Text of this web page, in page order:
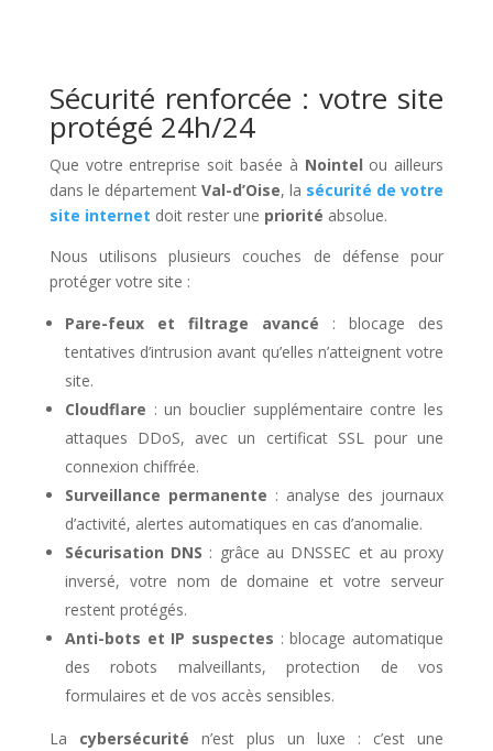
Sécurité renforcée : votre site
protégé 24h/24
Que votre entreprise soit basée à Nointel ou ailleurs
dans le département Val-d’Oise, la sécurité de votre
site internet doit rester une priorité absolue.
Nous utilisons plusieurs couches de défense pour
protéger votre site :
Pare-feux et filtrage avancé : blocage des
tentatives d’intrusion avant qu’elles n’atteignent votre
site.
Cloudflare : un bouclier supplémentaire contre les
attaques DDoS, avec un certificat SSL pour une
connexion chiffrée.
Surveillance permanente : analyse des journaux
d’activité, alertes automatiques en cas d’anomalie.
Sécurisation DNS : grâce au DNSSEC et au proxy
inversé, votre nom de domaine et votre serveur
restent protégés.
Anti-bots et IP suspectes : blocage automatique
des robots malveillants, protection de vos
formulaires et de vos accès sensibles.
La cybersécurité n’est plus un luxe : c’est une